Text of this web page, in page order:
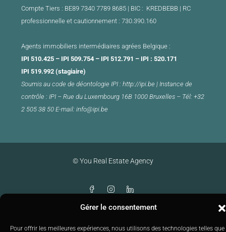
Gérer le consentement
Pour offrir les meilleures expériences, nous utilisons des technologies telles que
Compte Tiers : BE89 7340 7789 8685 | BIC : KREDBEBB | RC
professionnelle et cautionnement : 730.390.160
Agents immobiliers intermédiaires agrées Belgique :
IPI 510.425 – IPI 509.754 – IPI 512.791 – IPI : 520.171
IPI 519.992 (stagiaire)
Soumis au code de déontologie IPI : http://ipi.be | Instance de
contrôle : IPI – Rue du Luxembourg 16B 1000 Bruxelles – Tél: +32
2 505 38 50 E-mail: info@ipi.be
© You Real Estate Agency